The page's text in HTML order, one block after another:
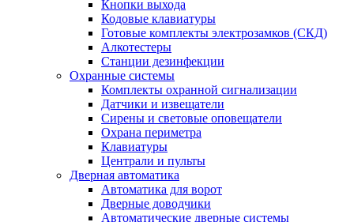
Кнопки выхода
Кодовые клавиатуры
Готовые комплекты электрозамков (СКД)
Алкотестеры
Станции дезинфекции
Охранные системы
Комплекты охранной сигнализации
Датчики и извещатели
Сирены и световые оповещатели
Охрана периметра
Клавиатуры
Централи и пульты
Дверная автоматика
Автоматика для ворот
Дверные доводчики
Автоматические дверные системы